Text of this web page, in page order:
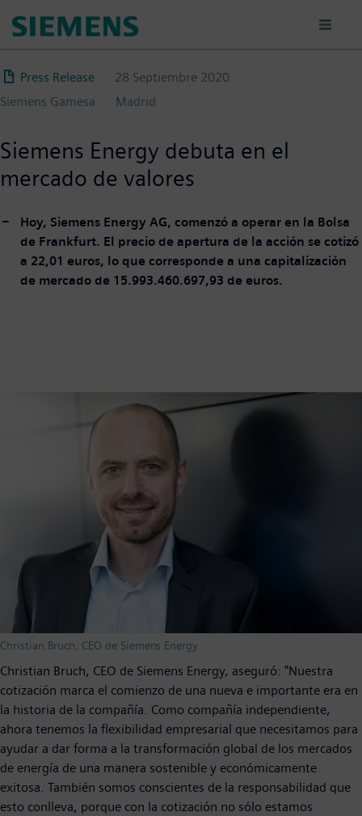
principal
Press Release
28 Septiembre 2020
Siemens Gamesa
Madrid
Siemens Energy debuta en el
mercado de valores
Hoy, Siemens Energy AG, comenzó a operar en la Bolsa
de Frankfurt. El precio de apertura de la acción se cotizó
a 22,01 euros, lo que corresponde a una capitalización
de mercado de 15.993.460.697,93 de euros.
Christian Bruch, CEO de Siemens Energy
Christian Bruch, CEO de Siemens Energy, aseguró: "Nuestra
cotización marca el comienzo de una nueva e importante era en
la historia de la compañía. Como compañía independiente,
ahora tenemos la flexibilidad empresarial que necesitamos para
ayudar a dar forma a la transformación global de los mercados
de energía de una manera sostenible y económicamente
exitosa. También somos conscientes de la responsabilidad que
esto conlleva, porque con la cotización no sólo estamos